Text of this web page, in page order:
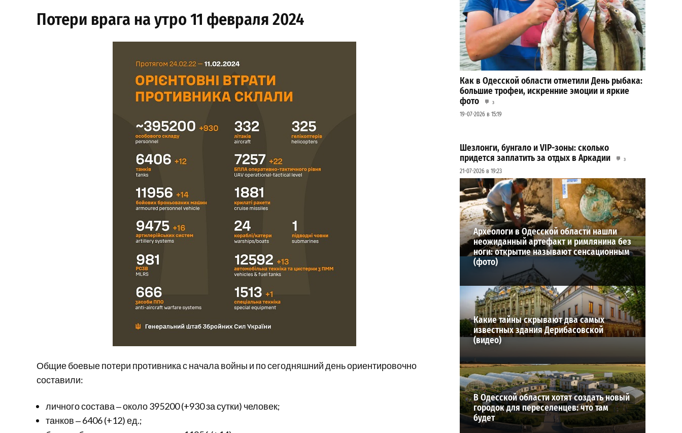
Потери врага на утро 11 февраля 2024
Общие боевые потери противника с начала войны и по сегодняшний день ориентировочно
составили:
личного состава ‒ около 395200 (+930 за сутки) человек;
танков ‒ 6406 (+12) ед.;
Как в Одесской области отметили День рыбака:
большие трофеи, искренние эмоции и яркие
фото
3
19-07-2026 в 15:19
Шезлонги, бунгало и VIP-зоны: сколько
придется заплатить за отдых в Аркадии
3
21-07-2026 в 19:23
ВИБОР РЕДАКЦИИ
Археологи в Одесской области нашли
неожиданный артефакт и римлянина без
ноги: открытие называют сенсационным
(фото)
Какие тайны скрывают два самых
известных здания Дерибасовской
(видео)
В Одесской области хотят создать новый
городок для переселенцев: что там
будет